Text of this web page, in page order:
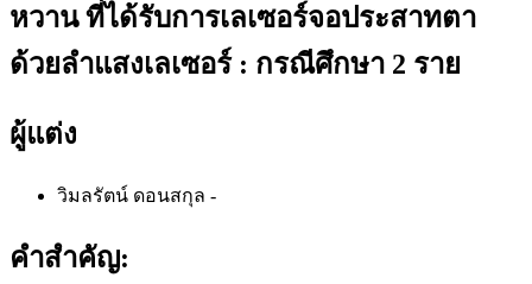
หวาน ที่ได้รับการเลเซอร์จอประสาทตา
ด้วยลำแสงเลเซอร์ : กรณีศึกษา 2 ราย
ผู้แต่ง
วิมลรัตน์ ดอนสกุล -
คำสำคัญ: